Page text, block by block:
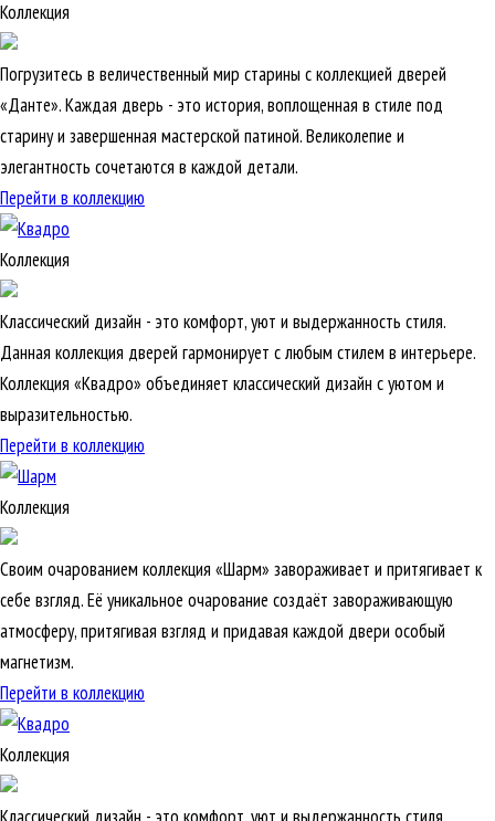
Коллекция
Погрузитесь в величественный мир старины с коллекцией дверей
«Данте». Каждая дверь - это история, воплощенная в стиле под
старину и завершенная мастерской патиной. Великолепие и
элегантность сочетаются в каждой детали.
Перейти в коллекцию
Коллекция
Классический дизайн - это комфорт, уют и выдержанность стиля.
Данная коллекция дверей гармонирует с любым стилем в интерьере.
Коллекция «Квадро» объединяет классический дизайн с уютом и
выразительностью.
Перейти в коллекцию
Коллекция
Своим очарованием коллекция «Шарм» завораживает и притягивает к
себе взгляд. Её уникальное очарование создаёт завораживающую
атмосферу, притягивая взгляд и придавая каждой двери особый
магнетизм.
Перейти в коллекцию
Коллекция